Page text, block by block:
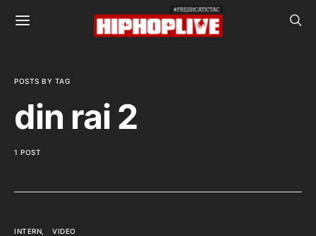
POSTS BY TAG
din rai 2
1 POST
INTERN VIDEO